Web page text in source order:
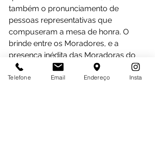
também o pronunciamento de
pessoas representativas que
compuseram a mesa de honra. O
brinde entre os Moradores, e a
presença inédita das Moradoras do
Lac, foram as grandes novidades
desse evento que terminou com uma
Telefone Email Endereço Insta